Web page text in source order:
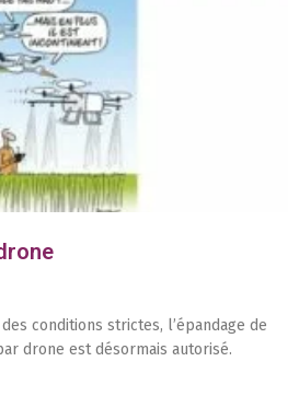
conditions strictes, l’épandage de
drone est désormais autorisé.